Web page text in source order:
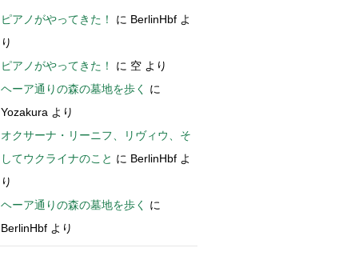
ピアノがやってきた！ に BerlinHbf よ
り
ピアノがやってきた！
に 空 より
ヘーア通りの森の墓地を歩く
に
Yozakura より
オクサーナ・リーニフ、リヴィウ、そ
してウクライナのこと に BerlinHbf よ
り
ヘーア通りの森の墓地を歩く
に
BerlinHbf より